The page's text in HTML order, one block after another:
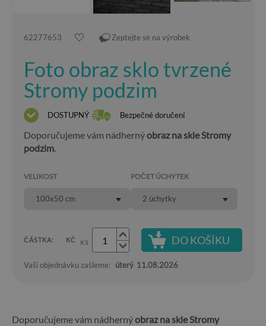
62277653 Zeptejte se na výrobek
Foto obraz sklo tvrzené
Stromy podzim
DOSTUPNÝ Bezpečné doručení
Doporučujeme vám nádhernýobraz na skle Stromy
podzim.
VELIKOST
100x50 cm
POČET ÚCHYTEK
2 úchytky
ČÁSTKA: KČ KS DO KOŠÍKU
Vaši objednávku zašleme: úterý 11.08.2026
Doporučujeme vám nádhernýobraz na skle Stromy